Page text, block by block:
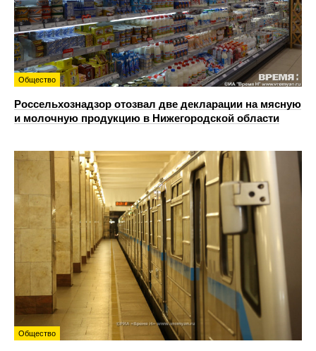
Общество
Россельхознадзор отозвал две декларации на мясную
и молочную продукцию в Нижегородской области
Общество